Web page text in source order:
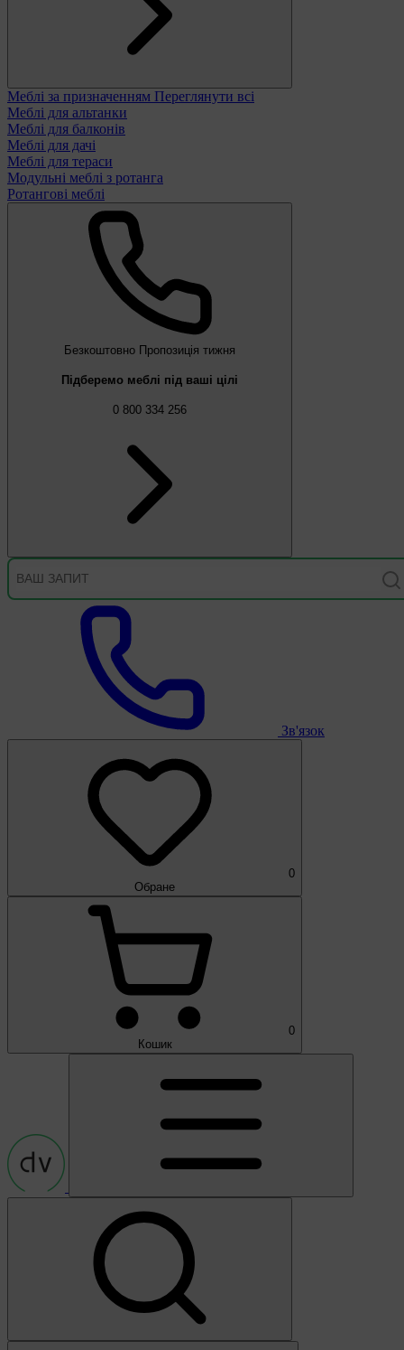
Меблі за призначенням Переглянути всі
Меблі для альтанки
Меблі для балконів
Меблі для дачі
Меблі для тераси
Модульні меблі з ротанга
Ротангові меблі
Безкоштовно Пропозиція тижня
Підберемо меблі під ваші цілі
0 800 334 256
Зв'язок
0
Обране
0
Кошик